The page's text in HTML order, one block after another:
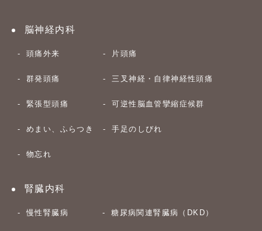
脳神経内科
頭痛外来 片頭痛
群発頭痛 三叉神経・自律神経性頭痛
緊張型頭痛 可逆性脳血管攣縮症候群
めまい、ふらつき 手足のしびれ
物忘れ
腎臓内科
慢性腎臓病 糖尿病関連腎臓病（DKD）